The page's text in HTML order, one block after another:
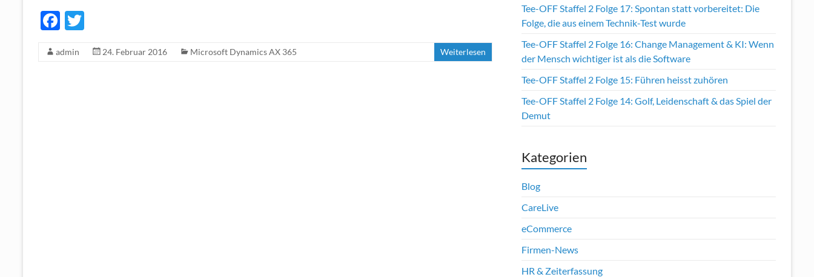
F
e
itt
admin 24. Februar 2016 Microsoft Dynamics AX 365 Weiterlesen
Tee-OFF Staffel 2 Folge 17: Spontan statt vorbereitet: Die
Folge, die aus einem Technik-Test wurde
Tee-OFF Staffel 2 Folge 16: Change Management & KI: Wenn
der Mensch wichtiger ist als die Software
Tee-OFF Staffel 2 Folge 15: Führen heisst zuhören
Tee-OFF Staffel 2 Folge 14: Golf, Leidenschaft & das Spiel der
Demut
Kategorien
Blog
CareLive
eCommerce
Firmen-News
HR & Zeiterfassung